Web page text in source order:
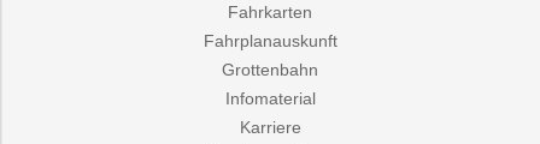
Fahrkarten
Fahrplanauskunft
Grottenbahn
Infomaterial
Karriere